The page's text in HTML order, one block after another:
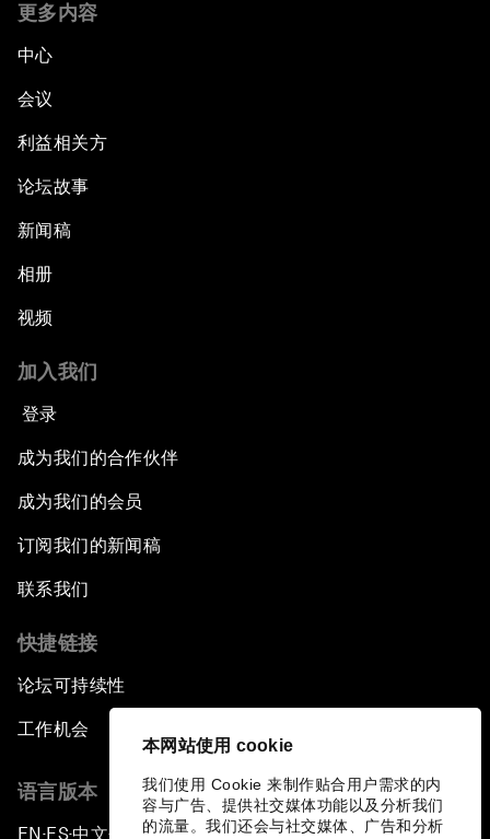
本网站使用 cookie
我们使用 Cookie 来制作贴合用户需求的内
容与广告、提供社交媒体功能以及分析我们
的流量。我们还会与社交媒体、广告和分析
更多内容
中心
会议
利益相关方
论坛故事
新闻稿
相册
视频
加入我们
登录
成为我们的合作伙伴
成为我们的会员
订阅我们的新闻稿
联系我们
快捷链接
论坛可持续性
工作机会
语言版本
EN ▪ES▪中文▪ 日本語